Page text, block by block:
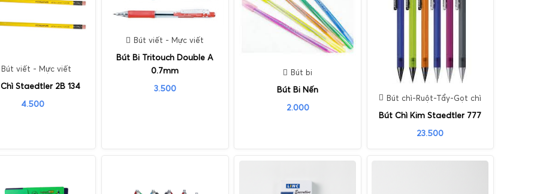
Bút viết - Mực viết
Staedtler 2B 134
4.500
Bút viết - Mực viết
Bút Bi Tritouch Double A
0.7mm
3.500
Bút bi
Bút Bi Nến
2.000
Bút chì-Ruột-Tẩy-Gọt chì
Bút Chì Kim Staedtler 777
23.500